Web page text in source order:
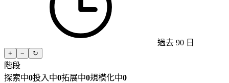
過去 90 日
+ − ↻
階段
探索中0投入中0拓展中0規模化中0